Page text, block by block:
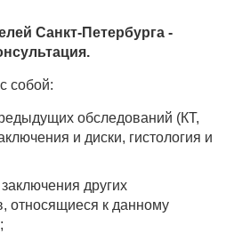
Санкт-Петербурга -
собой:
обследований (КТ,
и диски, гистология и
других
относящиеся к данному